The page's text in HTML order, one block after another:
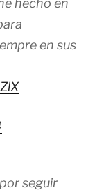
hecho en
en sus
por seguir